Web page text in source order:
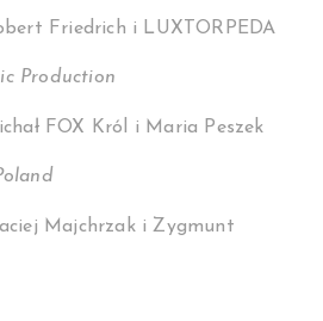
Friedrich i LUXTORPEDA
Production
FOX Król i Maria Peszek
Majchrzak i Zygmunt